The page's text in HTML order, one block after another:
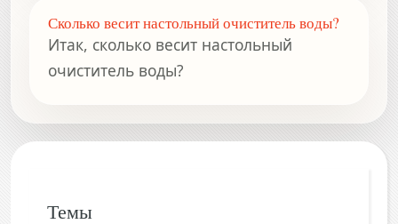
Сколько весит настольный очиститель воды?
Итак, сколько весит настольный
очиститель воды?
Темы